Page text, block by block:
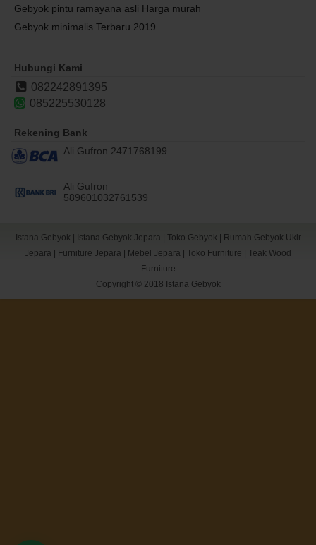
Gebyok pintu ramayana asli Harga murah
Gebyok minimalis Terbaru 2019
Hubungi Kami
082242891395
085225530128
Rekening Bank
Ali Gufron 2471768199
Ali Gufron
589601032761539
Istana Gebyok| Istana Gebyok Jepara Toko Gebyok|
Rumah Gebyok Ukir
Jepara
Furniture Jepara Mebel Jepara Toko Furniture
Teak Wood
Furniture
Copyright © 2018 Istana Gebyok